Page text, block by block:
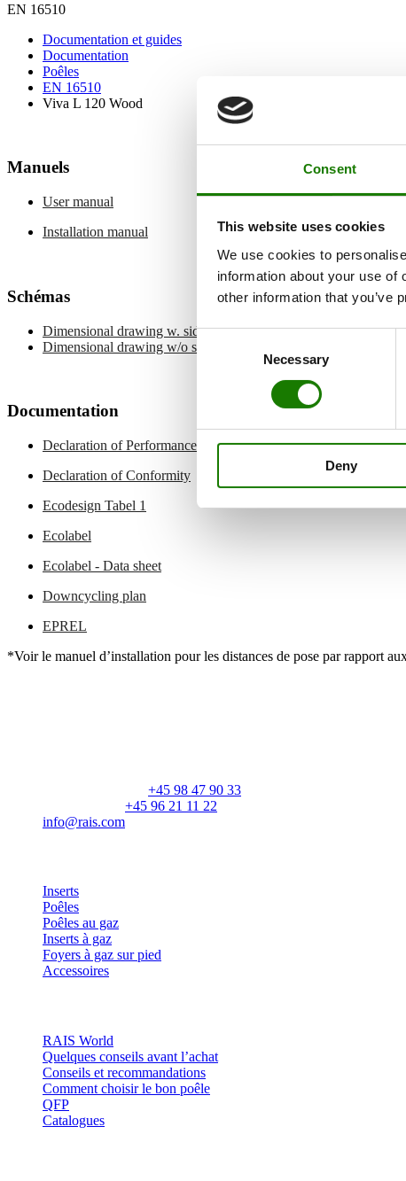
Consent
This website uses cookies
We use cookies to
information about your use of
other information that you’ve
Consent
Necessary
Deny
EN 16510
Documentation et guides
Documentation
Poêles
EN 16510
Viva L 120 Wood
Manuels
User manual
Installation manual
Schémas
Dimensional drawing w. side glass
Dimensional drawing w/o side glass
Documentation
Declaration of Performance
Declaration of Conformity
Ecodesign Tabel 1
Ecolabel
Ecolabel - Data sheet
Downcycling plan
EPREL
*Voir le manuel d’installation pour les distances de pose par rapport
+45 98 47 90 33
+45 96 21 11 22
info@rais.com
Inserts
Poêles
Poêles au gaz
Inserts à gaz
Foyers à gaz sur pied
Accessoires
RAIS World
Quelques conseils avant l’achat
Conseils et recommandations
Comment choisir le bon poêle
QFP
Catalogues